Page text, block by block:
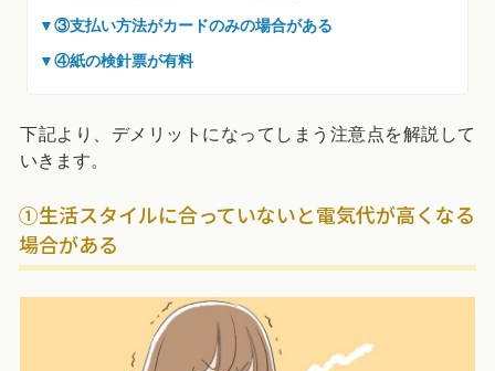
▼③支払い方法がカードのみの場合がある
▼④紙の検針票が有料
下記より、デメリットになってしまう注意点を解説して
いきます。
①生活スタイルに合っていないと電気代が高くなる
場合がある